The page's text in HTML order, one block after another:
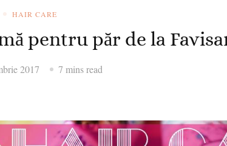
HAIR CARE
pentru păr de la
2017 7 mins read